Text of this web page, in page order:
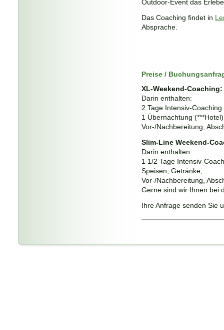
Outdoor-Event das
Das Coaching findet in
Absprache.
Preise /
XL-Weekend-
Darin enthalten:
2 Tage Intensiv-
1 Übernachtung
Vor-/Nachbereitung,
Slim-Line Weekend-
Darin enthalten:
1 1/2 Tage Intensiv-
Speisen, Getränke,
Vor-/Nachbereitung,
Gerne sind wir Ihnen bei
Ihre Anfrage senden Sie